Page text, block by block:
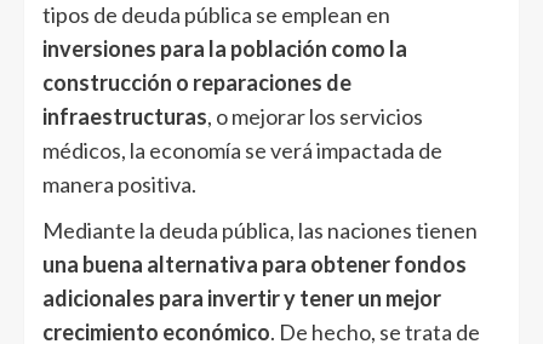
tipos de deuda pública se emplean en
inversiones para la población como la
construcción o reparaciones de
infraestructuras, o mejorar los servicios
médicos, la economía se verá impactada de
manera positiva.
Mediante la deuda pública, las naciones tienen
una buena alternativa para obtener fondos
adicionales para invertir y tener un mejor
crecimiento económico. De hecho, se trata de